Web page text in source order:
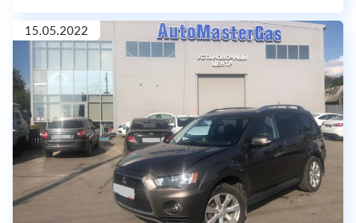
15.05.2022